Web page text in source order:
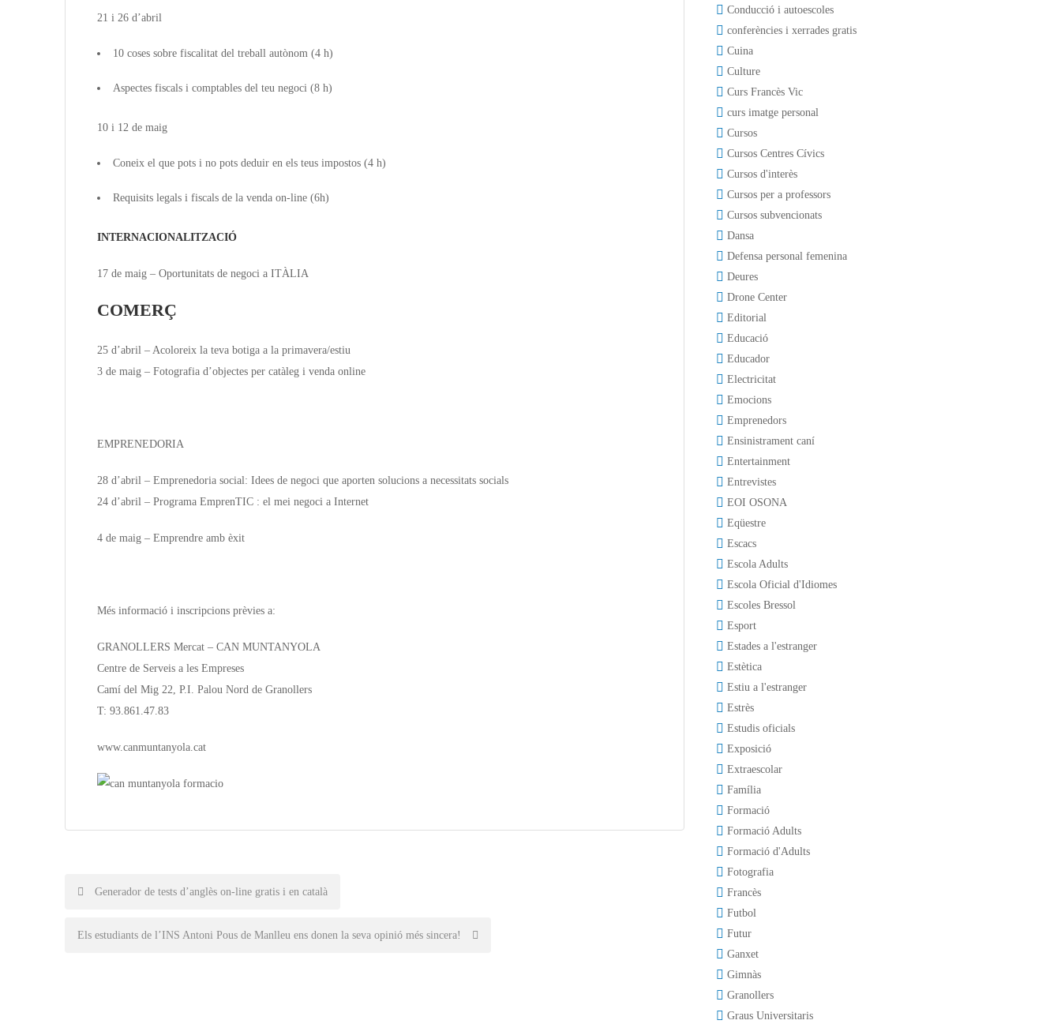
21 i 26 d’abril
10 coses sobre fiscalitat del treball autònom (4 h)
Aspectes fiscals i comptables del teu negoci (8 h)
10 i 12 de maig
Coneix el que pots i no pots deduir en els teus impostos (4 h)
Requisits legals i fiscals de la venda on-line (6h)
INTERNACIONALITZACIÓ
17 de maig – Oportunitats de negoci a ITÀLIA
COMERÇ
25 d’abril – Acoloreix la teva botiga a la primavera/estiu
3 de maig – Fotografia d’objectes per catàleg i venda online
EMPRENEDORIA
28 d’abril – Emprenedoria social: Idees de negoci que aporten solucions a necessitats socials
24 d’abril – Programa EmprenTIC : el mei negoci a Internet
4 de maig – Emprendre amb èxit
Més informació i inscripcions prèvies a:
GRANOLLERS Mercat – CAN MUNTANYOLA
Centre de Serveis a les Empreses
Camí del Mig 22, P.I. Palou Nord de Granollers
T: 93.861.47.83
www.canmuntanyola.cat
Post
navigation
Generador de tests d’anglès on-line gratis i en català
Els estudiants de l’INS Antoni Pous de Manlleu ens donen la seva opinió més sincera!
Conducció i autoescoles
conferències i xerrades gratis
Cuina
Culture
Curs Francès Vic
curs imatge personal
Cursos
Cursos Centres Cívics
Cursos d'interès
Cursos per a professors
Cursos subvencionats
Dansa
Defensa personal femenina
Deures
Drone Center
Editorial
Educació
Educador
Electricitat
Emocions
Emprenedors
Ensinistrament caní
Entertainment
Entrevistes
EOI OSONA
Eqüestre
Escacs
Escola Adults
Escola Oficial d'Idiomes
Escoles Bressol
Esport
Estades a l'estranger
Estètica
Estiu a l'estranger
Estrès
Estudis oficials
Exposició
Extraescolar
Família
Formació
Formació Adults
Formació d'Adults
Fotografia
Francès
Futbol
Futur
Ganxet
Gimnàs
Granollers
Graus Universitaris